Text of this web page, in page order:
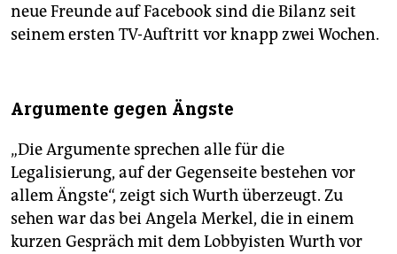
neue Freunde auf Facebook sind die Bilanz seit
seinem ersten TV-Auftritt vor knapp zwei Wochen.
Argumente gegen Ängste
„Die Argumente sprechen alle für die
Legalisierung, auf der Gegenseite bestehen vor
allem Ängste“, zeigt sich Wurth überzeugt. Zu
sehen war das bei Angela Merkel, die in einem
kurzen Gespräch mit dem Lobbyisten Wurth vor